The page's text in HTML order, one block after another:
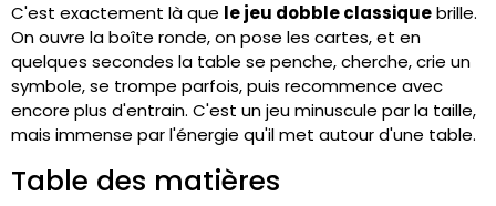
C'est exactement là que le jeu dobble classiquebrille.
On ouvre la boîte ronde, on pose les cartes, et en
quelques secondes la table se penche, cherche, crie un
symbole, se trompe parfois, puis recommence avec
encore plus d'entrain. C'est un jeu minuscule par la taille,
mais immense par l'énergie qu'il met autour d'une table.
Table des matières